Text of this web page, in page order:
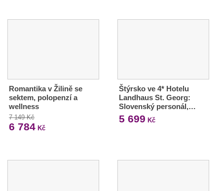
Romantika v Žilině se
sektem, polopenzí a
wellness
7 149 Kč
6 784 Kč
Štýrsko ve 4* Hotelu
Landhaus St. Georg:
Slovenský personál,…
5 699 Kč